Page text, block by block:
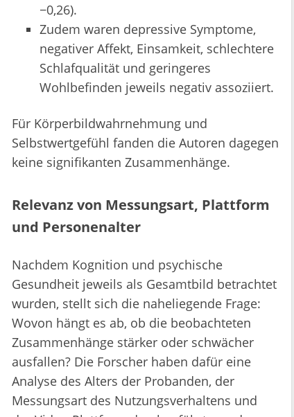
−0,26).
Zudem waren depressive Symptome,
negativer Affekt, Einsamkeit, schlechtere
Schlafqualität und geringeres
Wohlbefinden jeweils negativ assoziiert.
Für Körperbildwahrnehmung und
Selbstwertgefühl fanden die Autoren dagegen
keine signifikanten Zusammenhänge.
Relevanz von Messungsart, Plattform
und Personenalter
Nachdem Kognition und psychische
Gesundheit jeweils als Gesamtbild betrachtet
wurden, stellt sich die naheliegende Frage:
Wovon hängt es ab, ob die beobachteten
Zusammenhänge stärker oder schwächer
ausfallen? Die Forscher haben dafür eine
Analyse des Alters der Probanden, der
Messungsart des Nutzungsverhaltens und